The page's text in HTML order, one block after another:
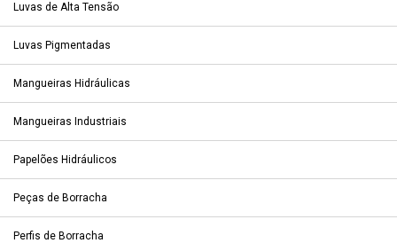
Luvas de Alta Tensão
Luvas Pigmentadas
Mangueiras Hidráulicas
Mangueiras Industriais
Papelões Hidráulicos
Peças de Borracha
Perfis de Borracha